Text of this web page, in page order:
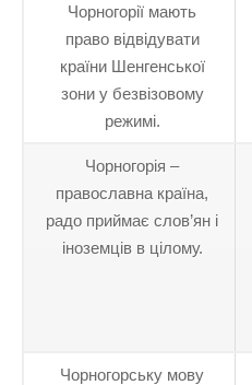
Чорногорії мають
право відвідувати
країни Шенгенської
зони у безвізовому
режимі.
Чорногорія –
православна країна,
радо приймає слов’ян і
іноземців в цілому.
Чорногорську мову